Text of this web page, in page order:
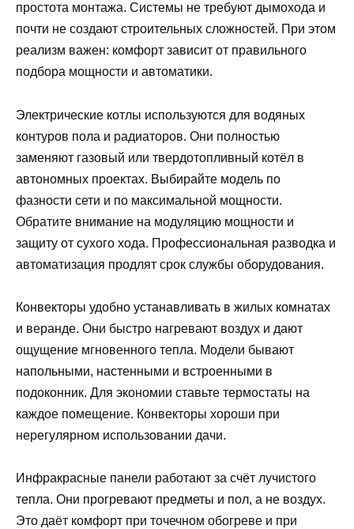
простота монтажа. Системы не требуют дымохода и
почти не создают строительных сложностей. При этом
реализм важен: комфорт зависит от правильного
подбора мощности и автоматики.
Электрические котлы используются для водяных
контуров пола и радиаторов. Они полностью
заменяют газовый или твердотопливный котёл в
автономных проектах. Выбирайте модель по
фазности сети и по максимальной мощности.
Обратите внимание на модуляцию мощности и
защиту от сухого хода. Профессиональная разводка и
автоматизация продлят срок службы оборудования.
Конвекторы удобно устанавливать в жилых комнатах
и веранде. Они быстро нагревают воздух и дают
ощущение мгновенного тепла. Модели бывают
напольными, настенными и встроенными в
подоконник. Для экономии ставьте термостаты на
каждое помещение. Конвекторы хороши при
нерегулярном использовании дачи.
Инфракрасные панели работают за счёт лучистого
тепла. Они прогревают предметы и пол, а не воздух.
Это даёт комфорт при точечном обогреве и при